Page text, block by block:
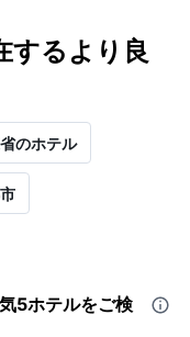
するより良
のホテル
5ホテルをご検